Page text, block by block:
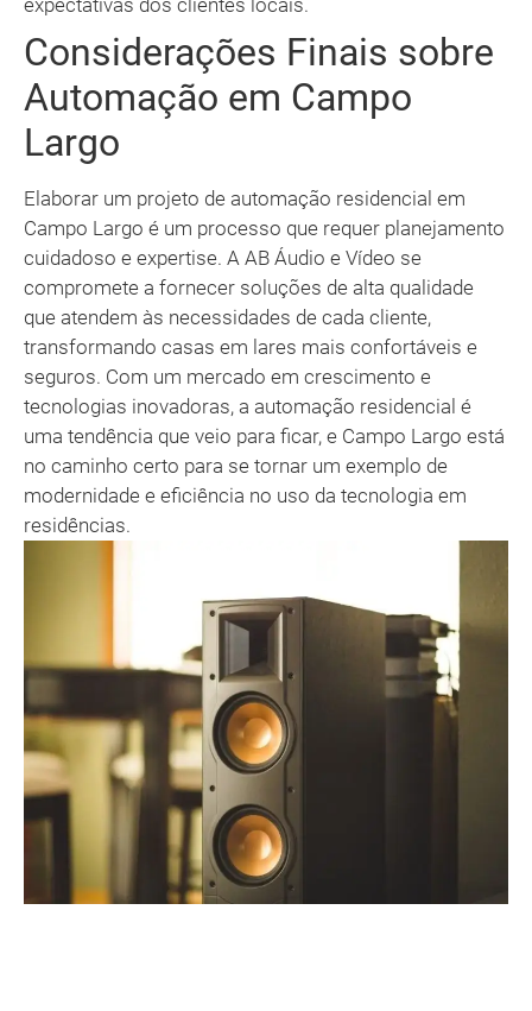
expectativas dos clientes locais.
Considerações Finais sobre
Automação em Campo
Largo
Elaborar um projeto de automação residencial em
Campo Largo é um processo que requer planejamento
cuidadoso e expertise. A AB Áudio e Vídeo se
compromete a fornecer soluções de alta qualidade
que atendem às necessidades de cada cliente,
transformando casas em lares mais confortáveis e
seguros. Com um mercado em crescimento e
tecnologias inovadoras, a automação residencial é
uma tendência que veio para ficar, e Campo Largo está
no caminho certo para se tornar um exemplo de
modernidade e eficiência no uso da tecnologia em
residências.